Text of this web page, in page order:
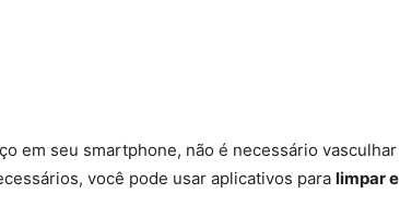
em seu smartphone, não é necessário vasculhar
você pode usar aplicativos para limpar e